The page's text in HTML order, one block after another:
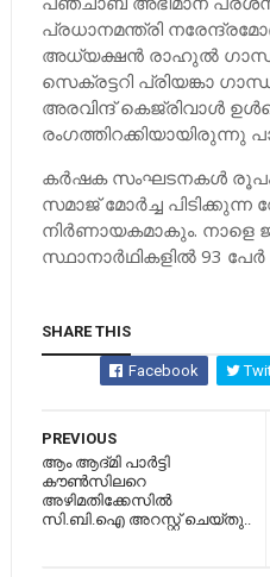
പ്രധാനമന്ത്രി
അധ്യക്ഷന്‍ രാഹുല്‍
സെക്രട്ടറി പ്രിയങ്കാ
അരവിന്ദ് കെജ്രിവാള്‍
രംഗത്തിറക്കിയായിരുന്നു
കര്‍ഷക സംഘടനകള്‍
സമാജ് മോര്‍ച്ച പിടിക്കുന്ന
നിര്‍ണായകമാകും. നാളെ
സ്ഥാനാര്‍ഥികളില്‍ 93
SHARE THIS
Facebook
PREVIOUS
ആം ആദ്മി പാര്‍ട്ടി
കൗണ്‍സിലറെ
അഴിമതിക്കേസില്‍
സി.ബി.ഐ അറസ്റ്റ് ചെയ്തു..